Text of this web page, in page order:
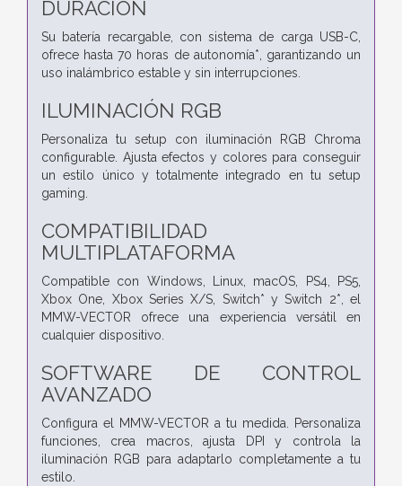
DURACIÓN
Su batería recargable, con sistema de carga USB-C,
ofrece hasta 70 horas de autonomía*, garantizando un
uso inalámbrico estable y sin interrupciones.
ILUMINACIÓN RGB
Personaliza tu setup con iluminación RGB Chroma
configurable. Ajusta efectos y colores para conseguir
un estilo único y totalmente integrado en tu setup
gaming.
COMPATIBILIDAD
MULTIPLATAFORMA
Compatible con Windows, Linux, macOS, PS4, PS5,
Xbox One, Xbox Series X/S, Switch* y Switch 2*, el
MMW-VECTOR ofrece una experiencia versátil en
cualquier dispositivo.
SOFTWARE DE CONTROL
AVANZADO
Configura el MMW-VECTOR a tu medida. Personaliza
funciones, crea macros, ajusta DPI y controla la
iluminación RGB para adaptarlo completamente a tu
estilo.